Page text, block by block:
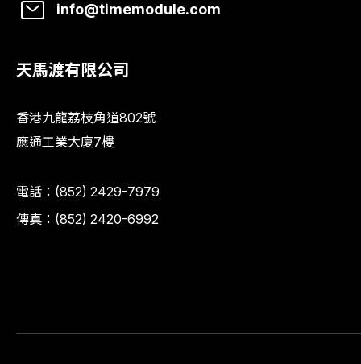
info@timemodule.com
天馬渡有限公司
香港九龍荔枝角道802號
應通工業大廈7樓
電話： (852) 2429-7979
傳真：(852) 2420-6992